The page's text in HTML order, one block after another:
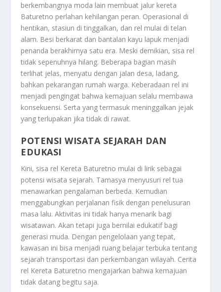
berkembangnya moda lain membuat jalur kereta
Baturetno perlahan kehilangan peran. Operasional di
hentikan, stasiun di tinggalkan, dan rel mulai di telan
alam. Besi berkarat dan bantalan kayu lapuk menjadi
penanda berakhirnya satu era. Meski demikian, sisa rel
tidak sepenuhnya hilang. Beberapa bagian masih
terlihat jelas, menyatu dengan jalan desa, ladang,
bahkan pekarangan rumah warga. Keberadaan rel ini
menjadi pengingat bahwa kemajuan selalu membawa
konsekuensi. Serta yang termasuk meninggalkan jejak
yang terlupakan jika tidak di rawat.
POTENSI WISATA SEJARAH DAN
EDUKASI
Kini, sisa rel Kereta Baturetno mulai di lirik sebagai
potensi wisata sejarah. Tamasya menyusuri rel tua
menawarkan pengalaman berbeda. Kemudian
menggabungkan perjalanan fisik dengan penelusuran
masa lalu. Aktivitas ini tidak hanya menarik bagi
wisatawan. Akan tetapi juga bernilai edukatif bagi
generasi muda. Dengan pengelolaan yang tepat,
kawasan ini bisa menjadi ruang belajar terbuka tentang
sejarah transportasi dan perkembangan wilayah. Cerita
rel Kereta Baturetno mengajarkan bahwa kemajuan
tidak datang begitu saja.